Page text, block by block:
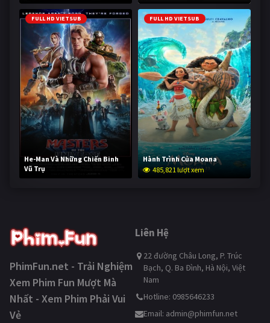
FULL HD VIETSUB
He-Man Và Những Chiến Binh
Vũ Trụ
233,721 lượt xem
FULL HD VIETSUB
Hành Trình Của Moana
485,821 lượt xem
PhimFun.net - Trải Nghiệm
Xem Phim Fun Mượt Mà
Nhất - Xem Phim Phải Vui
Vẻ
Liên Hệ
22 đường Châu Long, P. Trúc
Bạch, Q. Ba Đình, Hà Nội, Việt
Nam
Hotline: 0985646233
Email: admin@phimfun.net